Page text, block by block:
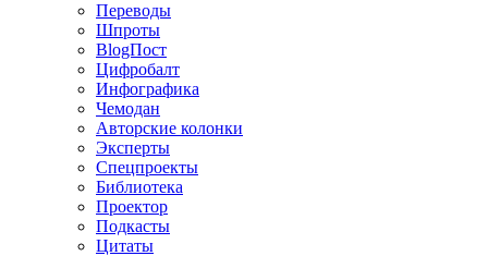
Переводы
Шпроты
BlogПост
Цифробалт
Инфографика
Чемодан
Авторские колонки
Эксперты
Спецпроекты
Библиотека
Проектор
Подкасты
Цитаты